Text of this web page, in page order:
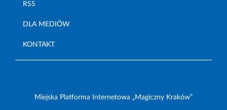
RSS
DLA MEDIÓW
KONTAKT
Miejska Platforma Internetowa „Magiczny Kraków”